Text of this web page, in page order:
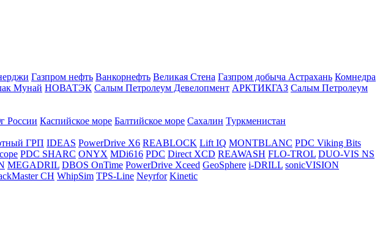
Газпром нефть Ванкорнефть Великая Стена Газпром добыча Астрахань Комнедра
Мунай НОВАТЭК Салым Петролеум Девелопмент АРКТИКГАЗ Салым Петролеум
России Каспийское море Балтийское море Сахалин Туркменистан
ГРП IDEAS PowerDrive X6 REABLOCK Lift IQ MONTBLANC PDC Viking Bits
PDC SHARC ONYX MDi616 PDC Direct XCD REAWASH FLO-TROL DUO-VIS NS
MEGADRIL DBOS OnTime PowerDrive Xceed GeoSphere i-DRILL sonicVISION
CH WhipSim TPS-Line Neyrfor Kinetic